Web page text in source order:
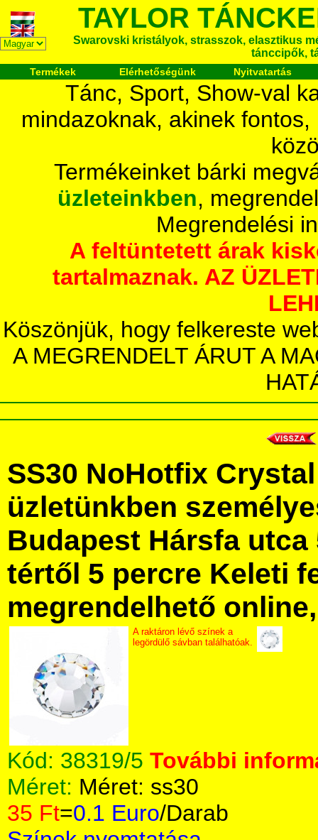
TAYLOR
Swarovski kristályok, strasszok, elasztikus
tánccipők,
Termékek Elérhetőségünk Nyitvatartás
Tánc, Sport, Show-val
mindazoknak, akinek
Termékeinket bárki
üzleteinkben,
Megrendelési
A feltüntetett árak
tartalmaznak. AZ
Köszönjük, hogy felkereste
A MEGRENDELT ÁRUT A
SS30 NoHotfix
üzletünkben
Budapest Hársfa utca
tértől 5 percre Keleti
megrendelhető
A raktáron lévő színek a
legördülő sávban találhatóak.
Kód: 38319/5 További
Méret: Méret: ss30
35 Ft=0.1 Euro/Darab